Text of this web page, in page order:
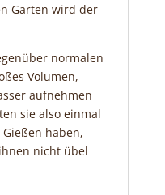
Garten wird der
normalen
Volumen,
aufnehmen
sie also einmal
haben,
nicht übel